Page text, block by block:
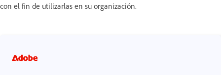
con el fin de utilizarlas en su organización.